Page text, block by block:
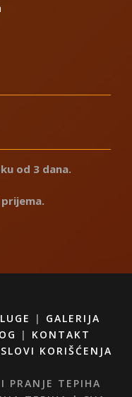
od 3 dana.
| GALERIJA
| KONTAKT
KORIŠĆENJA
PRANJE TEPIHA